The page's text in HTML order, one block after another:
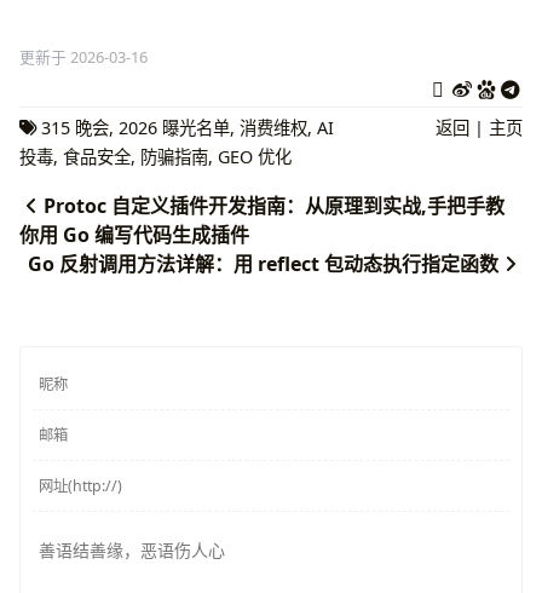
更新于 2026-03-16
315 晚会, 2026 曝光名单, 消费维权, AI
投毒, 食品安全, 防骗指南, GEO 优化
返回 | 主页
Protoc 自定义插件开发指南：从原理到实战,手把手教
你用 Go 编写代码生成插件
Go 反射调用方法详解：用 reflect 包动态执行指定函数